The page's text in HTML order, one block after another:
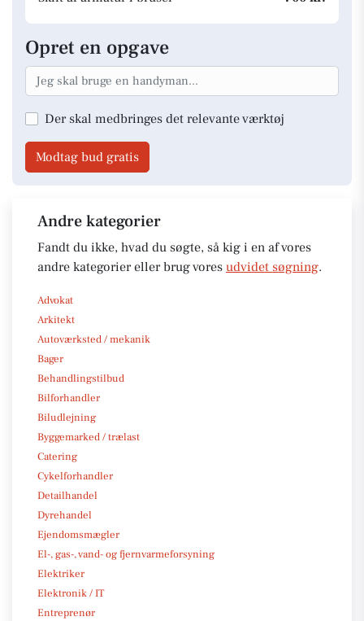
Opret en opgave
Der skal medbringes det relevante værktøj
Modtag bud gratis
Andre kategorier
Fandt du ikke, hvad du søgte, så kig i en af vores
andre kategorier eller brug vores udvidet søgning.
Advokat
Arkitekt
Autoværksted / mekanik
Bager
Behandlingstilbud
Bilforhandler
Biludlejning
Byggemarked / trælast
Catering
Cykelforhandler
Detailhandel
Dyrehandel
Ejendomsmægler
El-, gas-, vand- og fjernvarmeforsyning
Elektriker
Elektronik / IT
Entreprenør